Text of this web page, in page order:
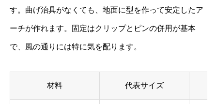
す。曲げ治具がなくても、地面に型を作って安定したア
ーチが作れます。固定はクリップとピンの併用が基本
で、風の通りには特に気を配ります。
材料 代表サイズ